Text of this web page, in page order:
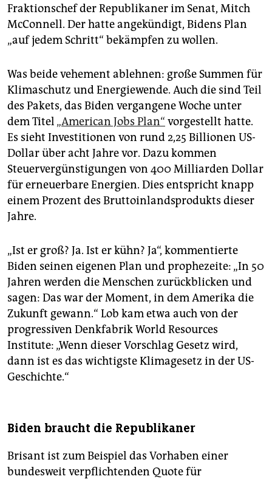
Fraktionschef der Republikaner im Senat, Mitch
McConnell. Der hatte angekündigt, Bidens Plan
„auf jedem Schritt“ bekämpfen zu wollen.
Was beide vehement ablehnen: große Summen für
Klimaschutz und Energiewende. Auch die sind Teil
des Pakets, das Biden vergangene Woche unter
dem Titel „American Jobs Plan“ vorgestellt hatte.
Es sieht Investitionen von rund 2,25 Billionen US-
Dollar über acht Jahre vor. Dazu kommen
Steuervergünstigungen von 400 Milliarden Dollar
für erneuerbare Energien. Dies entspricht knapp
einem Prozent des Bruttoinlandsprodukts dieser
Jahre.
„Ist er groß? Ja. Ist er kühn? Ja“, kommentierte
Biden seinen eigenen Plan und prophezeite: „In 50
Jahren werden die Menschen zurückblicken und
sagen: Das war der Moment, in dem Amerika die
Zukunft gewann.“ Lob kam etwa auch von der
progressiven Denkfabrik World Resources
Institute: „Wenn dieser Vorschlag Gesetz wird,
dann ist es das wichtigste Klimagesetz in der US-
Geschichte.“
Biden braucht die Republikaner
Brisant ist zum Beispiel das Vorhaben einer
bundesweit verpflichtenden Quote für